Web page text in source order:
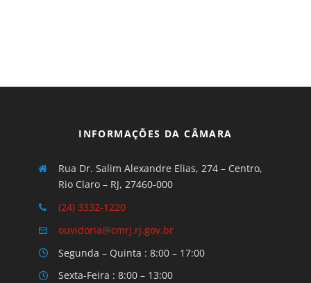
INFORMAÇÕES DA CÂMARA
Rua Dr. Salim Alexandre Elias, 274 – Centro,
Rio Claro – RJ, 27460-000
(24) 3332-1220
ouvidoria@cmrj.rj.gov.br
Segunda – Quinta : 8:00 – 17:00
Sexta-Feira : 8:00 – 13:00